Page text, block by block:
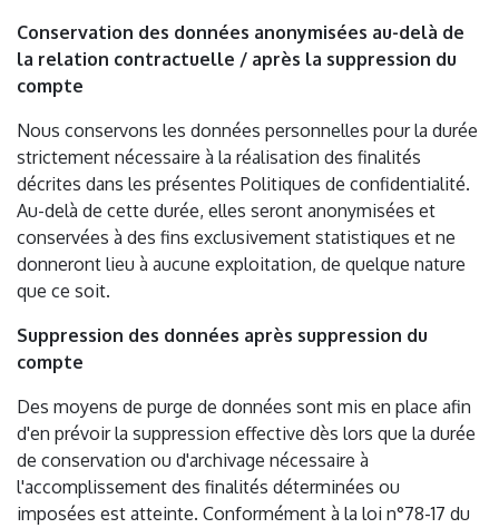
Conservation des données anonymisées au-delà de
la relation contractuelle / après la suppression du
compte
Nous conservons les données personnelles pour la durée
strictement nécessaire à la réalisation des finalités
décrites dans les présentes Politiques de confidentialité.
Au-delà de cette durée, elles seront anonymisées et
conservées à des fins exclusivement statistiques et ne
donneront lieu à aucune exploitation, de quelque nature
que ce soit.
Suppression des données après suppression du
compte
Des moyens de purge de données sont mis en place afin
d'en prévoir la suppression effective dès lors que la durée
de conservation ou d'archivage nécessaire à
l'accomplissement des finalités déterminées ou
imposées est atteinte. Conformément à la loi n°78-17 du